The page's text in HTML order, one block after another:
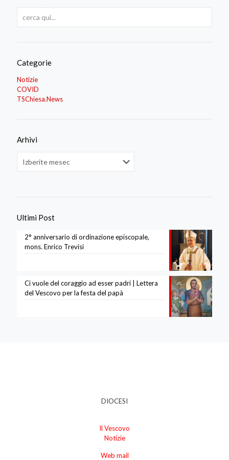
Categorie
Notizie
COVID
TSChiesa.News
Arhivi
Ultimi Post
2° anniversario di ordinazione episcopale,
mons. Enrico Trevisi
Ci vuole del coraggio ad esser padri | Lettera
del Vescovo per la festa del papà
DIOCESI
Il Vescovo
Notizie
Web mail